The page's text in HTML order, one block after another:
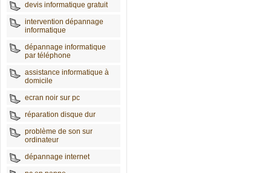
devis informatique gratuit
intervention dépannage
informatique
dépannage informatique
par téléphone
assistance informatique à
domicile
ecran noir sur pc
réparation disque dur
problème de son sur
ordinateur
dépannage internet